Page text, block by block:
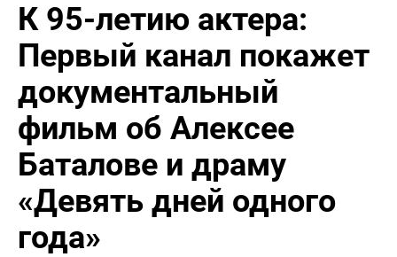
К 95-летию актера:
Первый канал покажет
документальный
фильм об Алексее
Баталове и драму
«Девять дней одного
года»